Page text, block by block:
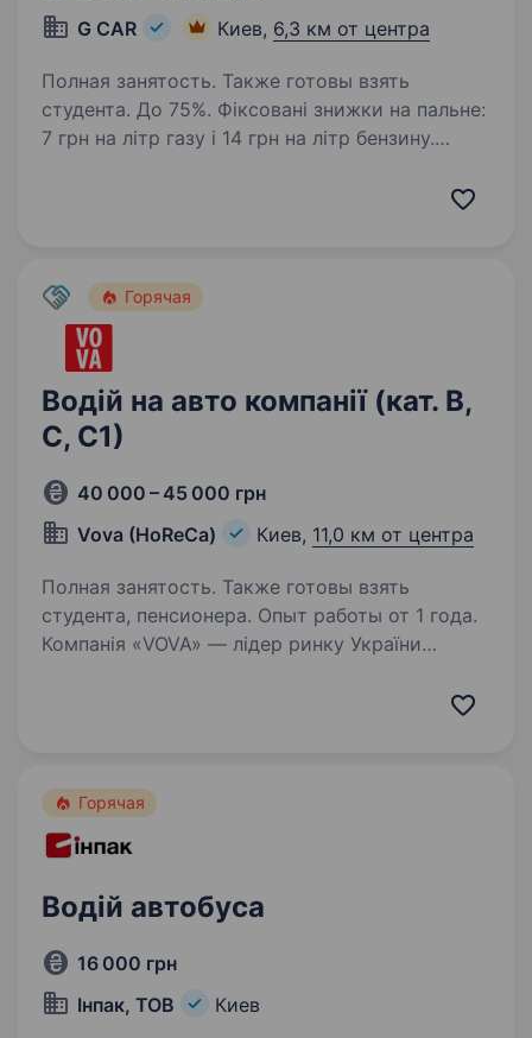
G CAR
Киев, 6,3 км от центра
Полная занятость. Также готовы взять
студента. До 75%. Фіксовані знижки на пальне:
7 грн на літр газу і 14 грн на літр бензину.
Горячая
Водій на авто компанії (кат. В,
С, С1)
40 000 – 45 000 грн
Vova (HoReCa)
Киев, 11,0 км от центра
Полная занятость. Также готовы взять
студента, пенсионера. Опыт работы от 1 года.
Компанія «VOVA» — лідер ринку України
Ми пропонуємо: стабільний…
Горячая
Водій автобуса
16 000 грн
Інпак, ТОВ
Киев